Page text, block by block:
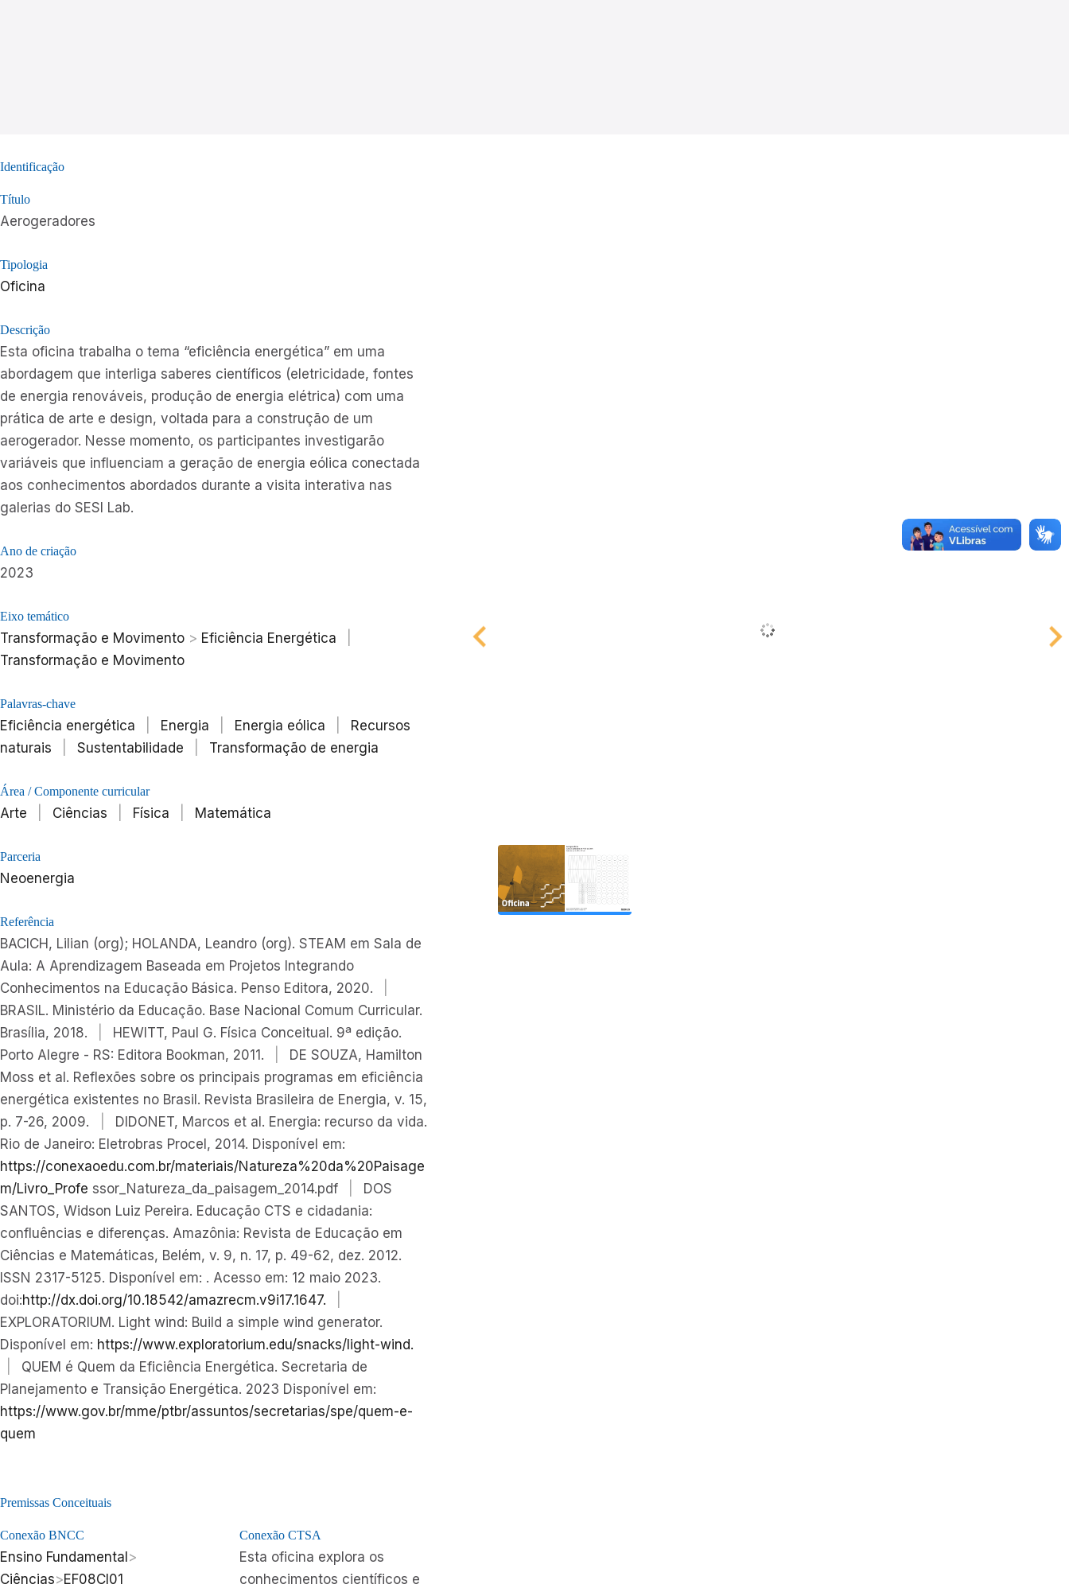
Identificação
Título
Aerogeradores
Tipologia
Oficina
Descrição
Esta oficina trabalha o tema “eficiência energética” em uma
abordagem que interliga saberes científicos (eletricidade, fontes
de energia renováveis, produção de energia elétrica) com uma
prática de arte e design, voltada para a construção de um
aerogerador. Nesse momento, os participantes investigarão
variáveis que influenciam a geração de energia eólica conectada
aos conhecimentos abordados durante a visita interativa nas
galerias do SESI Lab.
Ano de criação
2023
Eixo temático
Transformação e Movimento > Eficiência Energética
Transformação e Movimento
Palavras-chave
Eficiência energética Energia Energia eólica
Recursos
naturais
Sustentabilidade Transformação de energia
Área / Componente curricular
Arte Ciências Física Matemática
Parceria
Neoenergia
Referência
BACICH, Lilian (org); HOLANDA, Leandro (org). STEAM em Sala de
Aula: A Aprendizagem Baseada em Projetos Integrando
Conhecimentos na Educação Básica. Penso Editora, 2020.
BRASIL. Ministério da Educação. Base Nacional Comum Curricular.
Brasília, 2018.
HEWITT, Paul G. Física Conceitual. 9ª edição.
Porto Alegre - RS: Editora Bookman, 2011.
DE SOUZA, Hamilton
Moss et al. Reflexões sobre os principais programas em eficiência
energética existentes no Brasil. Revista Brasileira de Energia, v. 15,
p. 7-26, 2009.
DIDONET, Marcos et al. Energia: recurso da vida.
Rio de Janeiro: Eletrobras Procel, 2014. Disponível em:
https://conexaoedu.com.br/materiais/Natureza%20da%20Paisage
m/Livro_Profe ssor_Natureza_da_paisagem_2014.pdf
DOS
SANTOS, Widson Luiz Pereira. Educação CTS e cidadania:
confluências e diferenças. Amazônia: Revista de Educação em
Ciências e Matemáticas, Belém, v. 9, n. 17, p. 49-62, dez. 2012.
ISSN 2317-5125. Disponível em: . Acesso em: 12 maio 2023.
doi:http://dx.doi.org/10.18542/amazrecm.v9i17.1647.
EXPLORATORIUM. Light wind: Build a simple wind generator.
Disponível em: https://www.exploratorium.edu/snacks/light-wind.
QUEM é Quem da Eficiência Energética. Secretaria de
Planejamento e Transição Energética. 2023 Disponível em:
https://www.gov.br/mme/ptbr/assuntos/secretarias/spe/quem-e-
quem
Premissas Conceituais
Conexão BNCC
Ensino Fundamental>
Ciências>EF08CI01
Conexão CTSA
Esta oficina explora os
conhecimentos científicos e